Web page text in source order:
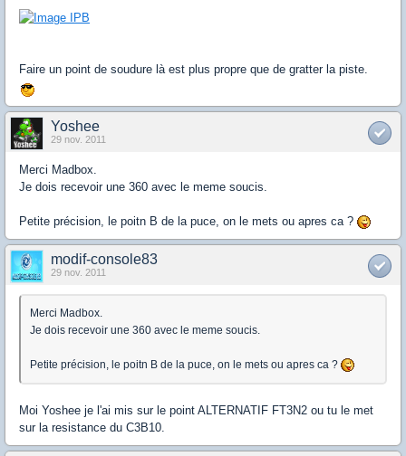
Faire un point de soudure là est plus propre que de gratter la piste.
Yoshee
29 nov. 2011
Merci Madbox.
Je dois recevoir une 360 avec le meme soucis.
Petite précision, le poitn B de la puce, on le mets ou apres ca ?
modif-console83
29 nov. 2011
Merci Madbox.
Je dois recevoir une 360 avec le meme soucis.
Petite précision, le poitn B de la puce, on le mets ou apres ca ?
Moi Yoshee je l'ai mis sur le point ALTERNATIF FT3N2 ou tu le met
sur la resistance du C3B10.